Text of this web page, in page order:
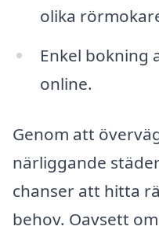
olika
Enkel bokning
online.
Genom att
närliggande
chanser att hitta
behov. Oavsett